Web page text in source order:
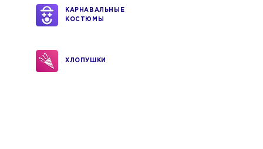
КАРНАВАЛЬНЫЕ
КОСТЮМЫ
ХЛОПУШКИ